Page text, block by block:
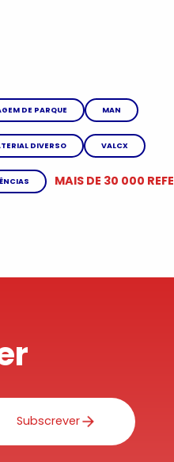
DE PARQUE MAN
DIVERSO VALCX
MAIS DE 30 000
Subscrever